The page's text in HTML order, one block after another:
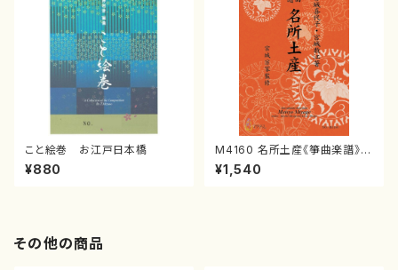
こと絵巻 お江戸日本橋
¥880
M4160 名所土産《箏曲楽譜》
（箏/宮城喜代子・宮城数江著・
宮城宗家監修/箏曲古典楽譜）
¥1,540
その他の商品